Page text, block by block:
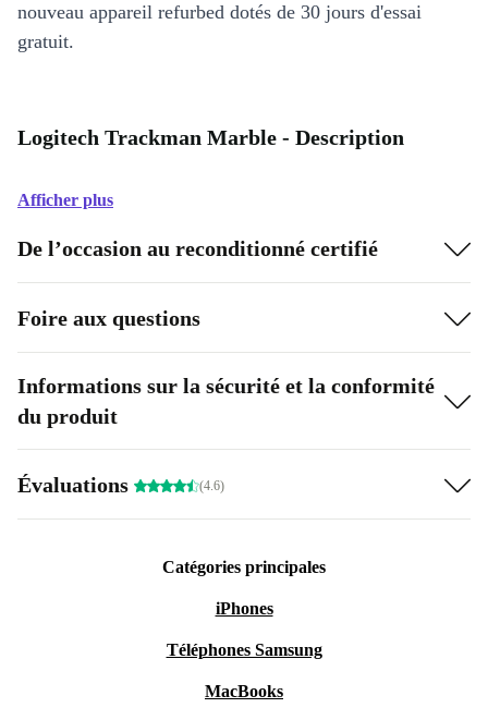
nouveau appareil refurbed dotés de 30 jours d'essai
gratuit.
Logitech Trackman Marble - Description
Afficher plus
De l’occasion au reconditionné certifié
Foire aux questions
Informations sur la sécurité et la conformité
du produit
Évaluations (4.6)
Catégories principales
iPhones
Téléphones Samsung
MacBooks